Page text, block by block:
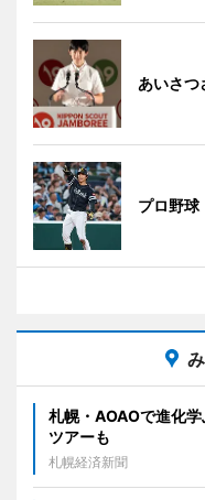
あいさつ
プロ野
札幌・AOAOで進化
ツアーも
札幌経済新聞